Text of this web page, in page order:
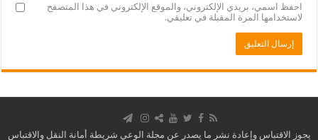
احفظ اسمي، بريدي الإلكتروني، والموقع الإلكتروني في هذا المتصفح
لاستخدامها المرة المقبلة في تعليقي.
يجوز الاقتباس وإعادة نشر ما يصدر عن مجلة الوعي شريطة أمانة النقل والاقتباس